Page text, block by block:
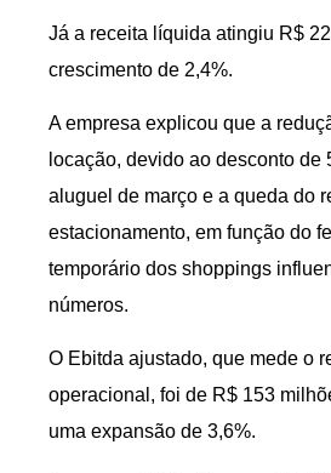
Já a receita líquida atingiu R$
crescimento de 2,4%.
A empresa explicou que a
locação, devido ao desconto de
aluguel de março e a queda do
estacionamento, em função do
temporário dos shoppings
números.
O Ebitda ajustado, que mede o
operacional, foi de R$ 153
uma expansão de 3,6%.